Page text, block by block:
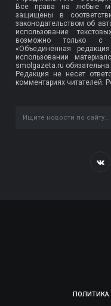
Все права на любые
защищены в
законодательством об
использование
возможно только с
«Объединённая
использовании
smolgazeta.ru обязательна.
Редакция не несет
комментариях читателей.